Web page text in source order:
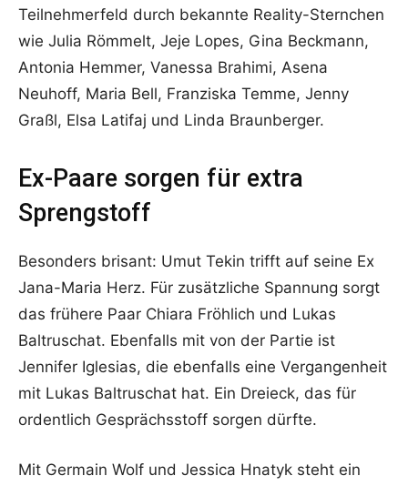
Teilnehmerfeld durch bekannte Reality-Sternchen
wie Julia Römmelt, Jeje Lopes, Gina Beckmann,
Antonia Hemmer, Vanessa Brahimi, Asena
Neuhoff, Maria Bell, Franziska Temme, Jenny
Graßl, Elsa Latifaj und Linda Braunberger.
Ex-Paare sorgen für extra
Sprengstoff
Besonders brisant: Umut Tekin trifft auf seine Ex
Jana-Maria Herz. Für zusätzliche Spannung sorgt
das frühere Paar Chiara Fröhlich und Lukas
Baltruschat. Ebenfalls mit von der Partie ist
Jennifer Iglesias, die ebenfalls eine Vergangenheit
mit Lukas Baltruschat hat. Ein Dreieck, das für
ordentlich Gesprächsstoff sorgen dürfte.
Mit Germain Wolf und Jessica Hnatyk steht ein